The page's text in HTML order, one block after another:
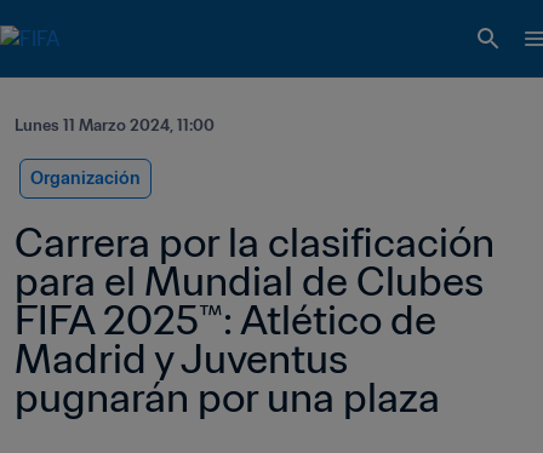
Lunes 11 Marzo 2024, 11:00
Organización
Carrera por la clasificación
para el Mundial de Clubes
FIFA 2025™: Atlético de
Madrid y Juventus
pugnarán por una plaza